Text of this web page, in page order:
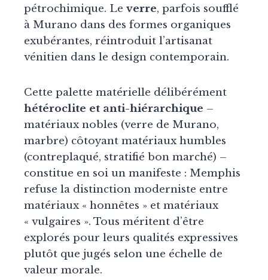
pétrochimique. Le verre, parfois soufflé
à Murano dans des formes organiques
exubérantes, réintroduit l’artisanat
vénitien dans le design contemporain.
Cette palette matérielle délibérément
hétéroclite et anti-hiérarchique –
matériaux nobles (verre de Murano,
marbre) côtoyant matériaux humbles
(contreplaqué, stratifié bon marché) –
constitue en soi un manifeste : Memphis
refuse la distinction moderniste entre
matériaux « honnêtes » et matériaux
« vulgaires ». Tous méritent d’être
explorés pour leurs qualités expressives
plutôt que jugés selon une échelle de
valeur morale.